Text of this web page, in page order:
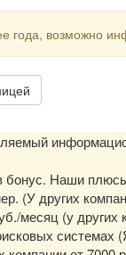
года, возможно
бонус. Наши
(У других
месяц (у других
системах